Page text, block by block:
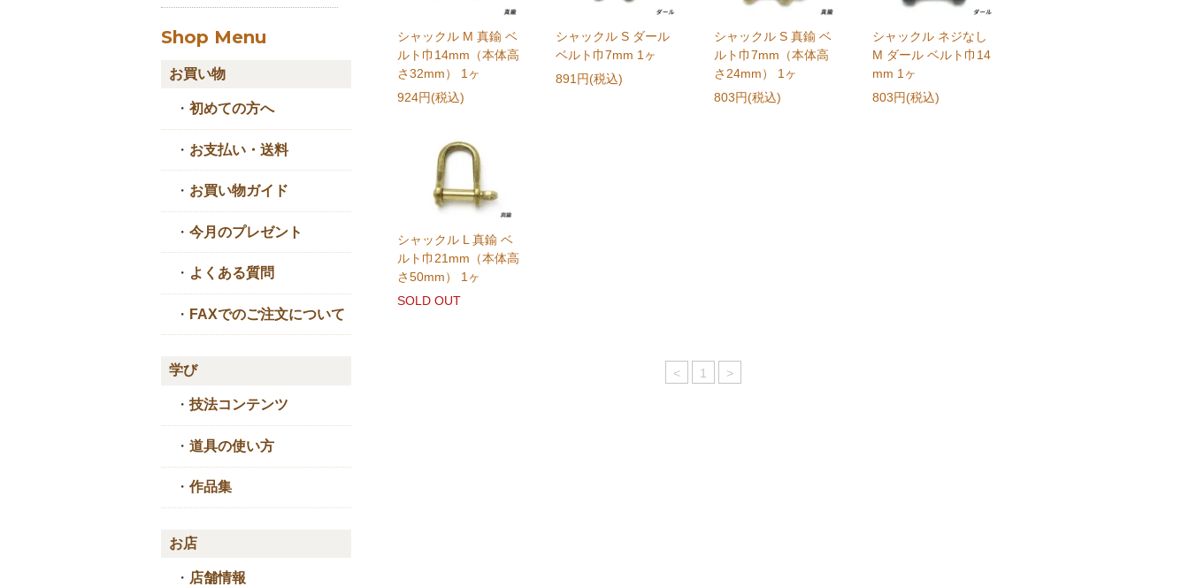
シャックル M 真鍮 ベ
ルト巾14mm（本体高
さ32mm） 1ヶ
924円(税込)
シャックル S ダール
ベルト巾7mm 1ヶ
891円(税込)
シャックル S 真鍮 ベ
ルト巾7mm（本体高
さ24mm） 1ヶ
803円(税込)
シャックル ネジなし
M ダール ベルト巾14
mm 1ヶ
803円(税込)
シャックル L 真鍮 ベ
ルト巾21mm（本体高
さ50mm） 1ヶ
SOLD OUT
< 1 >
Shop Menu
お買い物
・ 初めての方へ
・ お支払い・送料
・ お買い物ガイド
・ 今月のプレゼント
・ よくある質問
・ FAXでのご注文について
学び
・ 技法コンテンツ
・ 道具の使い方
・ 作品集
お店
・ 店舗情報